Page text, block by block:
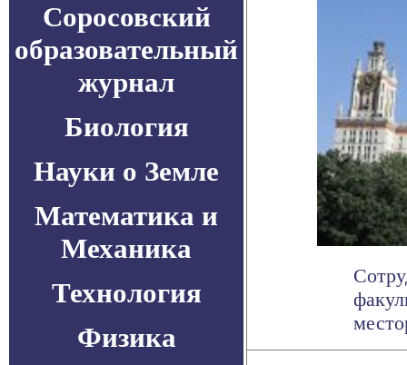
Соросовский
образовательный
журнал
Биология
Науки о Земле
Математика и
Механика
Технология
Физика